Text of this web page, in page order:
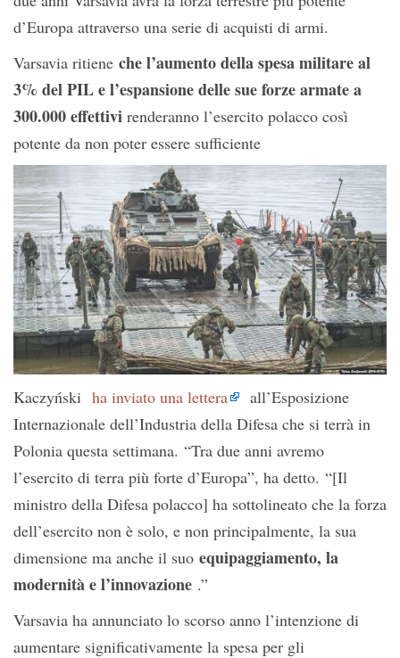
d’Europa attraverso una serie di acquisti di armi.
Varsavia ritiene che l’aumento della spesa militare al
3% del PIL e l’espansione delle sue forze armate a
300.000 effettivi renderanno l’esercito polacco così
potente da non poter essere sufficiente
Kaczyński ha inviato una lettera
all’Esposizione
Internazionale dell’Industria della Difesa che si terrà in
Polonia questa settimana. “Tra due anni avremo
l’esercito di terra più forte d’Europa”, ha detto. “[Il
ministro della Difesa polacco] ha sottolineato che la forza
dell’esercito non è solo, e non principalmente, la sua
dimensione ma anche il suo equipaggiamento, la
modernità e l’innovazione .”
Varsavia ha annunciato lo scorso anno l’intenzione di
aumentare significativamente la spesa per gli